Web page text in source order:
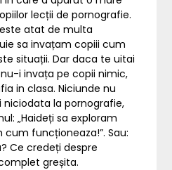
lecții de pornografie.
atat de multa
sa invațam copiii cum
situații. Dar daca te uitai
i invața pe copii nimic,
in clasa. Niciunde nu
la pornografie,
„Haideți sa exploram
funcționeaza!”. Sau:
Ce credeți despre
greșita.